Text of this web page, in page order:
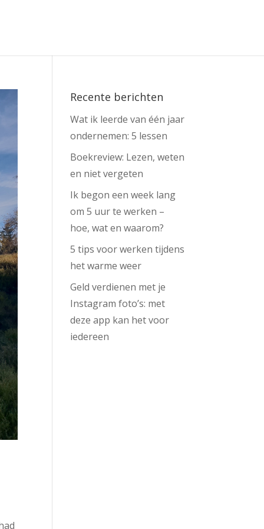
Recente berichten
Wat ik leerde van één jaar
ondernemen: 5 lessen
Boekreview: Lezen, weten
en niet vergeten
Ik begon een week lang
om 5 uur te werken –
hoe, wat en waarom?
5 tips voor werken tijdens
het warme weer
Geld verdienen met je
Instagram foto’s: met
deze app kan het voor
iedereen